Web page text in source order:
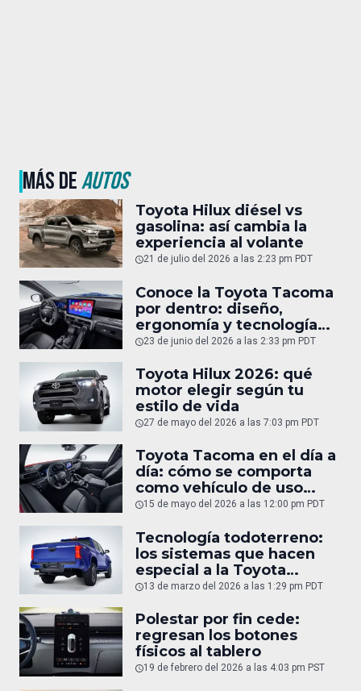
MÁS DEAUTOS
Toyota Hilux diésel vs
gasolina: así cambia la
experiencia al volante
21 de julio del 2026 a las 2:23 pm PDT
Conoce la Toyota Tacoma
por dentro: diseño,
ergonomía y tecnología
del interior
23 de junio del 2026 a las 2:33 pm PDT
Toyota Hilux 2026: qué
motor elegir según tu
estilo de vida
27 de mayo del 2026 a las 7:03 pm PDT
Toyota Tacoma en el día a
día: cómo se comporta
como vehículo de uso
diario
15 de mayo del 2026 a las 12:00 pm PDT
Tecnología todoterreno:
los sistemas que hacen
especial a la Toyota
Tacoma
13 de marzo del 2026 a las 1:29 pm PDT
Polestar por fin cede:
regresan los botones
físicos al tablero
19 de febrero del 2026 a las 4:03 pm PST